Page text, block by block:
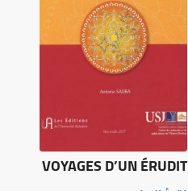
VOYAGES D’UN ÉRUDIT